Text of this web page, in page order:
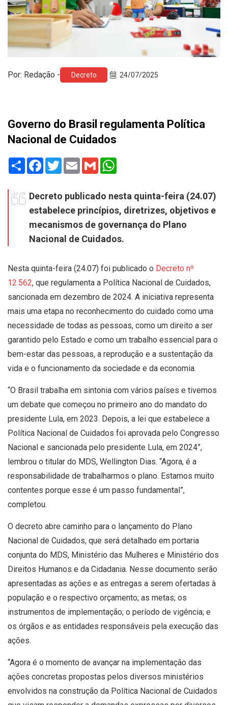
Por: Redação - Decreto 24/07/2025
Governo do Brasil regulamenta Política
Nacional de Cuidados
Share Facebook
TwitterEmail Gmail
Decreto publicado nesta quinta-feira (24.07)
estabelece princípios, diretrizes, objetivos e
mecanismos de governança do Plano
Nacional de Cuidados.
Nesta quinta-feira (24.07) foi publicado o Decreto nº
12.562, que regulamenta a Política Nacional de Cuidados,
sancionada em dezembro de 2024. A iniciativa representa
mais uma etapa no reconhecimento do cuidado como uma
necessidade de todas as pessoas, como um direito a ser
garantido pelo Estado e como um trabalho essencial para o
bem-estar das pessoas, a reprodução e a sustentação da
vida e o funcionamento da sociedade e da economia.
“O Brasil trabalha em sintonia com vários países e tivemos
um debate que começou no primeiro ano do mandato do
presidente Lula, em 2023. Depois, a lei que estabelece a
Política Nacional de Cuidados foi aprovada pelo Congresso
Nacional e sancionada pelo presidente Lula, em 2024”,
lembrou o titular do MDS, Wellington Dias. “Agora, é a
responsabilidade de trabalharmos o plano. Estamos muito
contentes porque esse é um passo fundamental”,
completou.
O decreto abre caminho para o lançamento do Plano
Nacional de Cuidados, que será detalhado em portaria
conjunta do MDS, Ministério das Mulheres e Ministério dos
Direitos Humanos e da Cidadania. Nesse documento serão
apresentadas as ações e as entregas a serem ofertadas à
população e o respectivo orçamento; as metas; os
instrumentos de implementação; o período de vigência; e
os órgãos e as entidades responsáveis pela execução das
ações.
“Agora é o momento de avançar na implementação das
ações concretas propostas pelos diversos ministérios
envolvidos na construção da Política Nacional de Cuidados